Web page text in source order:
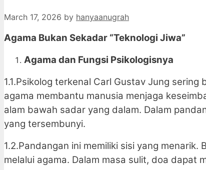
March 17, 2026 by hanyaanugrah
Agama Bukan Sekadar “Teknologi Jiwa”
Agama dan Fungsi Psikologisnya
1.1.Psikolog terkenal Carl Gustav Jung
agama membantu manusia menjaga
alam bawah sadar yang dalam. Dalam
yang tersembunyi.
1.2.Pandangan ini memiliki sisi yang
melalui agama. Dalam masa sulit, doa dapat